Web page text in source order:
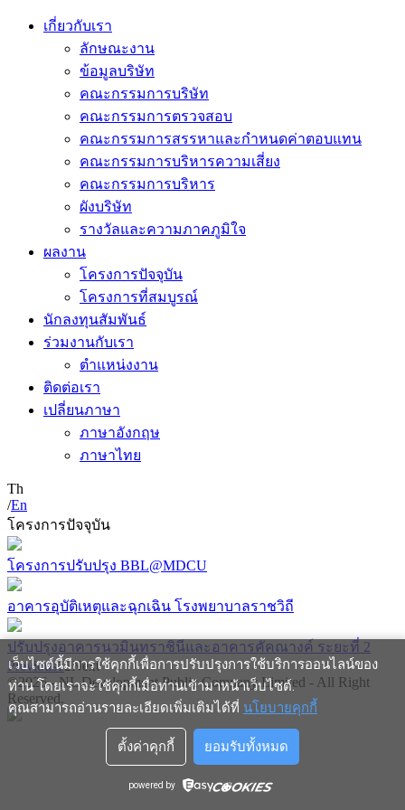
เกี่ยวกับเรา
ลักษณะงาน
ข้อมูลบริษัท
คณะกรรมการบริษัท
คณะกรรมการตรวจสอบ
คณะกรรมการสรรหาและกำหนดค่าตอบแทน
คณะกรรมการบริหารความเสี่ยง
คณะกรรมการบริหาร
ผังบริษัท
รางวัลและความภาคภูมิใจ
ผลงาน
โครงการปัจจุบัน
โครงการที่สมบูรณ์
นักลงทุนสัมพันธ์
ร่วมงานกับเรา
ตำแหน่งงาน
ติดต่อเรา
เปลี่ยนภาษา
ภาษาอังกฤษ
ภาษาไทย
Th
/En
โครงการปัจจุบัน
โครงการปรับปรุง BBL@MDCU
อาคารอุบัติเหตุและฉุกเฉิน โรงพยาบาลราชวิถี
ปรับปรุงอาคารนวมินทราชินีและอาคารคัคณางค์ ระยะที่ 2
Previous12Next
©2026 - NL Development Public Company Limited - All Right
Reserved.
เว็บไซต์นี้มีการใช้คุกกี้เพื่อการปรับปรุงการใช้บริการออนไลน์ของ
ท่าน โดยเราจะใช้คุกกี้เมื่อท่านเข้ามาหน้าเว็บไซต์.
คุณสามารถอ่านรายละเอียดเพิ่มเติมได้ที่ นโยบายคุกกี้
ตั้งค่าคุกกี้ ยอมรับทั้งหมด
powered by